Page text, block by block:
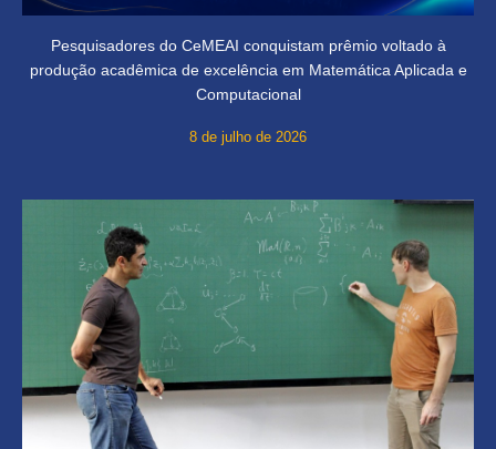
Pesquisadores do CeMEAI conquistam prêmio voltado à
produção acadêmica de excelência em Matemática Aplicada e
Computacional
8 de julho de 2026